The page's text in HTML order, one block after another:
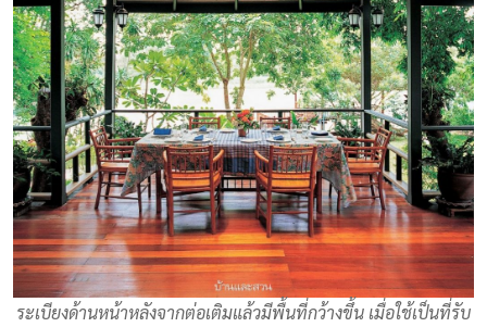
ระเบียงด้านหน้าหลังจากต่อเติมแล้วมีพื้นที่กว้างขึ้น เมื่อใช้เป็นที่รับ